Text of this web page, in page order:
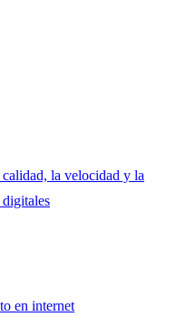
la velocidad y la
digitales
en internet